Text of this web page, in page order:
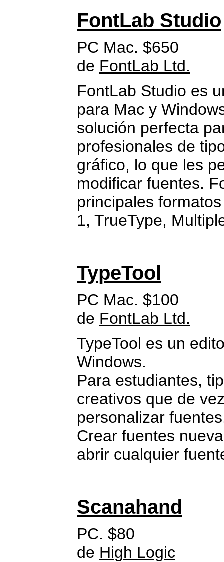
FontLab Studio
PC Mac. $650
de FontLab Ltd.
FontLab Studio es
para Mac y
solución perfecta
profesionales de
gráfico, lo que les
modificar fuentes.
principales
1, TrueType,
TypeTool
PC Mac. $100
de FontLab Ltd.
TypeTool es un
Windows.
Para estudiantes,
creativos que de
personalizar
Crear fuentes
abrir cualquier
Scanahand
PC. $80
de High Logic